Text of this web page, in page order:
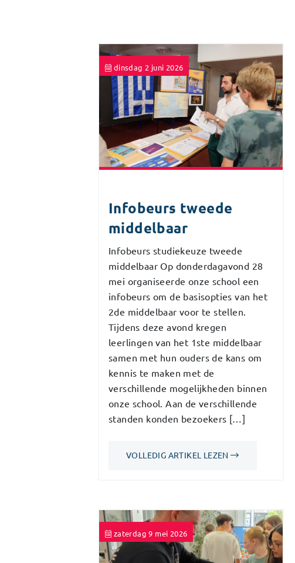
dinsdag 2 juni 2026
Infobeurs tweede
middelbaar
Infobeurs studiekeuze tweede
middelbaar Op donderdagavond 28
mei organiseerde onze school een
infobeurs om de basisopties van het
2de middelbaar voor te stellen.
Tijdens deze avond kregen
leerlingen van het 1ste middelbaar
samen met hun ouders de kans om
kennis te maken met de
verschillende mogelijkheden binnen
onze school. Aan de verschillende
standen konden bezoekers […]
VOLLEDIG ARTIKEL LEZEN
zaterdag 9 mei 2026